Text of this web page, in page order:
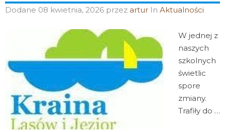
Dodane 08 kwietnia, 2026 przez artur In Aktualności
W jednej z
naszych
szkolnych
świetlic
spore
zmiany.
Trafiły do …